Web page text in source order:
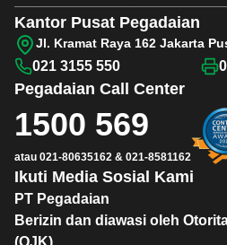
PT Pegadaian
Berizin dan diawasi oleh
Ikuti Media Sosial Kami
Pegadaian Call Center
1500 569
atau 021-80635162 & 021-8581162
Kantor Pusat Pegadaian
Jl. Kramat Raya 162 Jakarta
021 3155 550